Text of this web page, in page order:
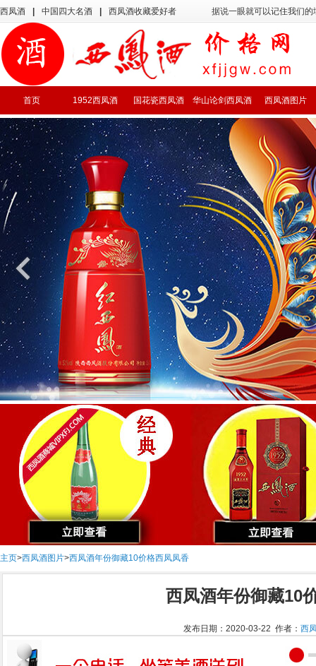
西凤酒 中国四大名酒 西凤酒收藏爱好者 据说一眼就可以记住我们
首页 1952西凤酒 国花瓷西凤酒 华山论剑西凤酒 西凤酒图片
主页>西凤酒图片>西凤酒年份御藏10价格西凤凤香
西凤酒年份御藏10
发布日期：2020-03-22 作者： 西